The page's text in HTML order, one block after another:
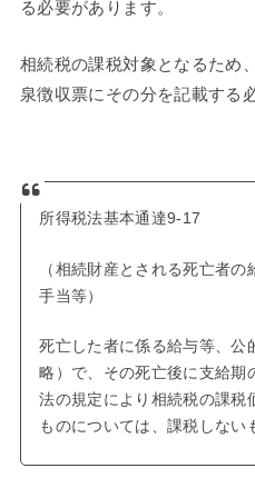
る必要があります。
相続税の課税対象となるため
泉徴収票にその分を記載する
所得税法基本通達9-17
（相続財産とされる死亡者
手当等）
死亡した者に係る給与等、公
略）で、その死亡後に支給期
法の規定により相続税の課税
ものについては、課税しない